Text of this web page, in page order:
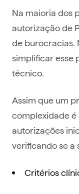
Na maioria dos
autorização de
de burocracias.
simplificar esse
técnico.
Assim que um
complexidade é
autorizações
verificando se a
Critérios